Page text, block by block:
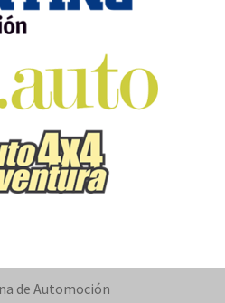
de Automoción